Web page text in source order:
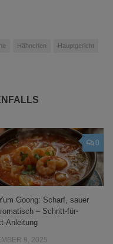
Hähnchen Hauptgericht
0
Goong: Scharf, sauer
– Schritt-für-
Anleitung
9, 2025